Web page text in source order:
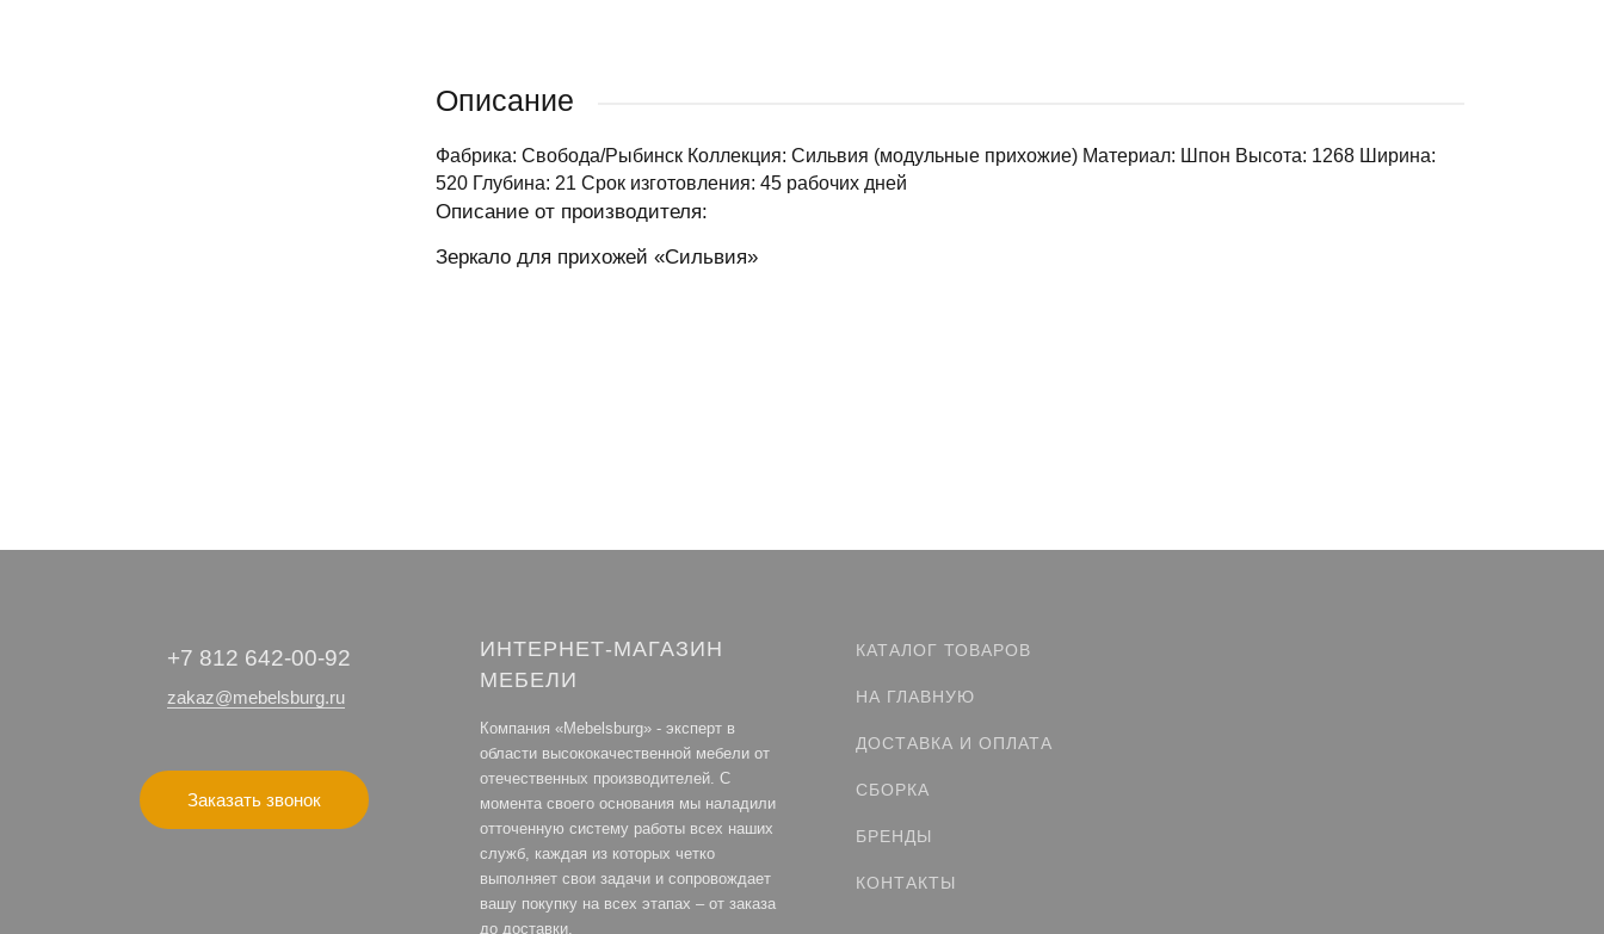
Описание
Фабрика: Свобода/Рыбинск Коллекция: Сильвия (модульные прихожие) Материал: Шпон Высота: 1268 Ширина:
520 Глубина: 21 Срок изготовления: 45 рабочих дней
Описание от производителя:
Зеркало для прихожей «Сильвия»
+7 812 642-00-92
zakaz@mebelsburg.ru
Заказать звонок
ИНТЕРНЕТ-МАГАЗИН
МЕБЕЛИ
Компания «Mebelsburg» - эксперт в
области высококачественной мебели от
отечественных производителей. С
момента своего основания мы наладили
отточенную систему работы всех наших
служб, каждая из которых четко
выполняет свои задачи и сопровождает
вашу покупку на всех этапах – от заказа
до доставки.
КАТАЛОГ ТОВАРОВ
НА ГЛАВНУЮ
ДОСТАВКА И ОПЛАТА
СБОРКА
БРЕНДЫ
КОНТАКТЫ